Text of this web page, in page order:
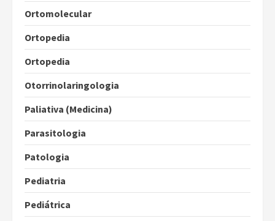
Ortomolecular
Ortopedia
Ortopedia
Otorrinolaringologia
Paliativa (Medicina)
Parasitologia
Patologia
Pediatria
Pediátrica